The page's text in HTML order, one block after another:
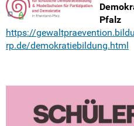
Pfalz
https://
rp.de/demokratiebildung.html